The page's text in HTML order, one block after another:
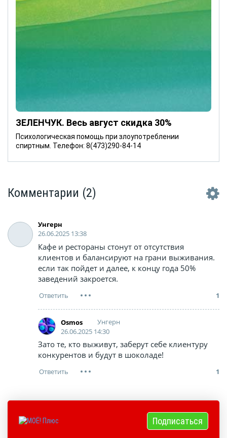
ЗЕЛЕНЧУК. Весь август скидка 30%
Психологическая помощь при злоупотреблении
спиртным. Телефон: 8(473)290-84-14
Комментарии (2)
Унгерн
26.06.2025 13:38
Кафе и рестораны стонут от отсутствия
клиентов и балансируют на грани выживания.
если так пойдет и далее, к концу года 50%
заведений закроется.
1
Osmos
Унгерн
26.06.2025 14:30
Зато те, кто выживут, заберут себе клиентуру
конкурентов и будут в шоколаде!
1
Подписаться